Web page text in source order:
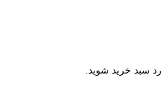
سبد خرید شوید.